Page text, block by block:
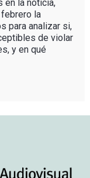
en la noticia,
la
para analizar si,
de violar
y en qué